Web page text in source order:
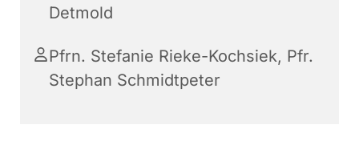
Detmold
Pfrn. Stefanie Rieke-Kochsiek, Pfr.
Stephan Schmidtpeter